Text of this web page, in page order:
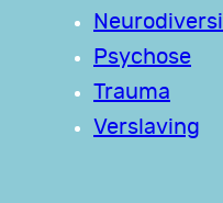
Psychose
Trauma
Verslaving